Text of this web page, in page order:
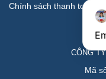
Chính sách thanh toán
CÔNG
Mã